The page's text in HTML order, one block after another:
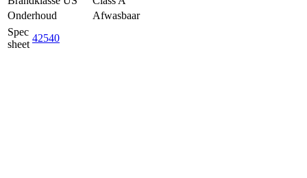
Onderhoud
Afwasbaar
Spec
sheet
42540